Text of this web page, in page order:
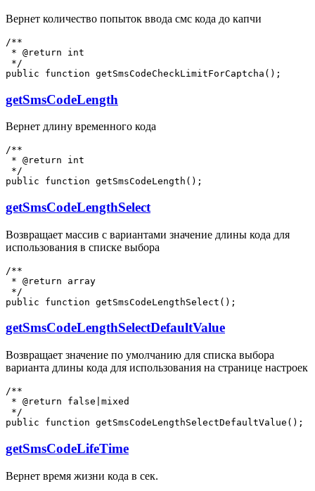
Вернет количество попыток ввода смс кода до капчи
/**
* @return int
*/
getSmsCodeLength
Вернет длину временного кода
/**
* @return int
*/
getSmsCodeLengthSelect
Возвращает массив с вариантами значение длины кода для
использования в списке выбора
/**
* @return array
*/
getSmsCodeLengthSelectDefaultValue
Возвращает значение по умолчанию для списка выбора
варианта длины кода для использования на странице настроек
/**
* @return false|mixed
*/
getSmsCodeLifeTime
Вернет время жизни кода в сек.